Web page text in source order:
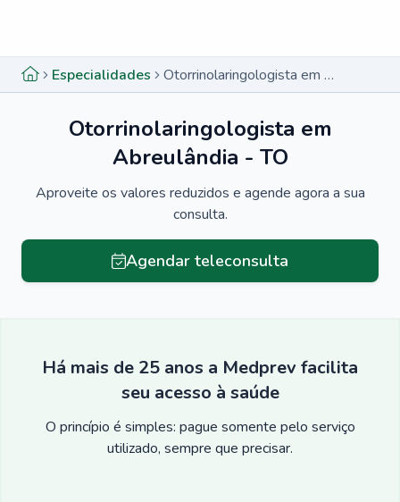
Especialidades Otorrinolaringologista em Abreulândia - TO
Otorrinolaringologista em
Abreulândia - TO
Aproveite os valores reduzidos e agende agora a sua
consulta.
Agendar teleconsulta
Há mais de 25 anos a Medprev facilita
seu acesso à saúde
O princípio é simples: pague somente pelo serviço
utilizado, sempre que precisar.